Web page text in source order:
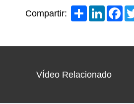
Compartir: Share
VÍdeo Relacionado